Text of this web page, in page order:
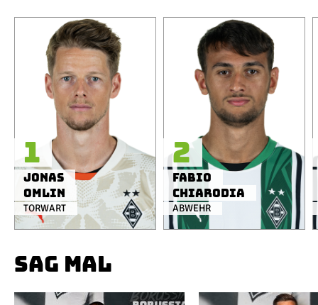
TORWART
Jonas
Omlin
1
ABWEHR
Fabio
Chiarodia
2
SAG MAL